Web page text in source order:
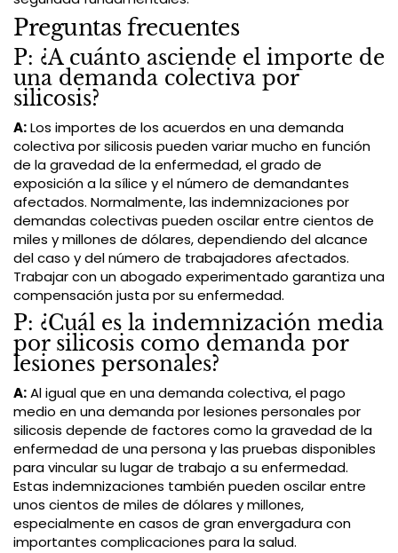
Preguntas frecuentes
P: ¿A cuánto asciende el importe de
una demanda colectiva por
silicosis?
A:Los importes de los acuerdos en una demanda
colectiva por silicosis pueden variar mucho en función
de la gravedad de la enfermedad, el grado de
exposición a la sílice y el número de demandantes
afectados. Normalmente, las indemnizaciones por
demandas colectivas pueden oscilar entre cientos de
miles y millones de dólares, dependiendo del alcance
del caso y del número de trabajadores afectados.
Trabajar con un abogado experimentado garantiza una
compensación justa por su enfermedad.
P: ¿Cuál es la indemnización media
por silicosis como demanda por
lesiones personales?
A:Al igual que en una demanda colectiva, el pago
medio en una demanda por lesiones personales por
silicosis depende de factores como la gravedad de la
enfermedad de una persona y las pruebas disponibles
para vincular su lugar de trabajo a su enfermedad.
Estas indemnizaciones también pueden oscilar entre
unos cientos de miles de dólares y millones,
especialmente en casos de gran envergadura con
importantes complicaciones para la salud.